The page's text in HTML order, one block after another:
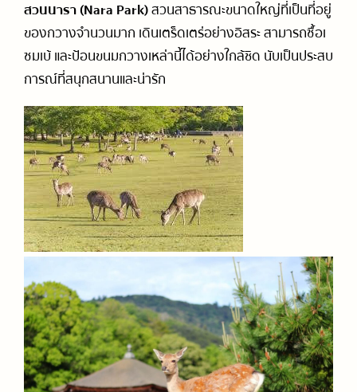
สวนนารา (Nara Park)สวนสาธารณะขนาดใหญ่ที่เป็นที่อยู่
ของกวางจำนวนมาก เดินเตร็ดเตร่อย่างอิสระ สามารถซื้อเ
ซมเบ้ และป้อนขนมกวางเหล่านี้ได้อย่างใกล้ชิด นับเป็นประสบ
การณ์ที่สนุกสนานและน่ารัก